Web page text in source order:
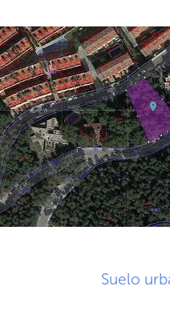
Suelo